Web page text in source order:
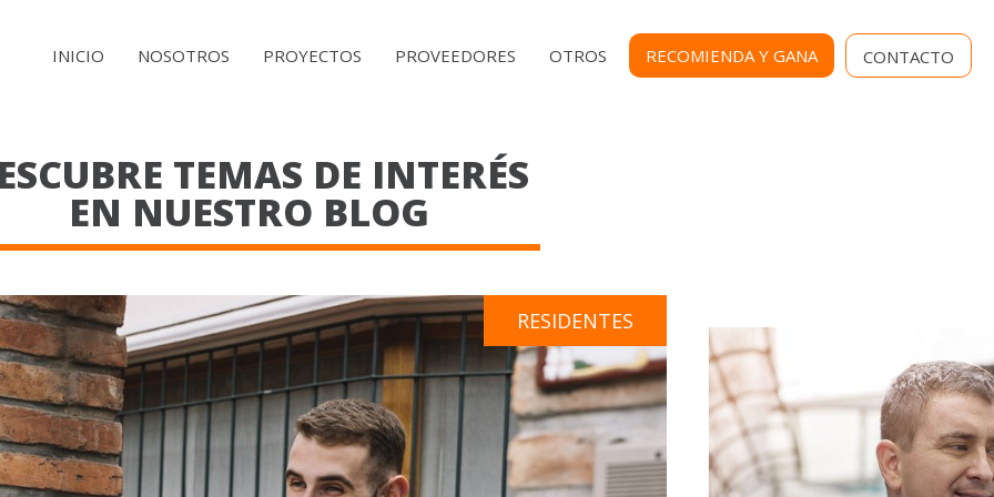
MAIN
INICIO NOSOTROS PROYECTOS PROVEEDORES OTROS
MENU
RECOMIENDA Y GANA CONTACTO
TEMAS DE INTERÉS
EN NUESTRO BLOG
RESIDENTES